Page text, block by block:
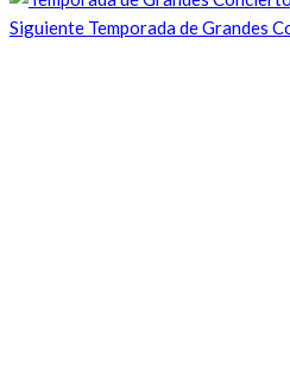
Siguiente Temporada de Grandes